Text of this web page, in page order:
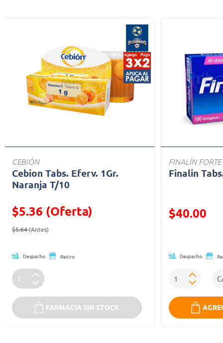
CEBIÓN
Cebion Tabs. Eferv. 1Gr.
Naranja T/10
$5.36 (Oferta)
Precio reducido de
$5.64(Antes)
Despacho Retiro
FARMACIA SIN STOCK
FINALÍN FORTE
Finalin
Precio
$40.00
Despacho